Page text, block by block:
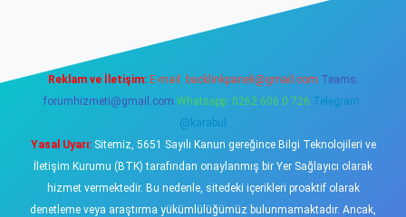
Reklam ve İletişim: E-mail: backlinkpaneli@gmail.com Teams:
forumhizmeti@gmail.com Whatsapp: 0262 606 0 726 Telegram:
@karabul
Yasal Uyarı:Sitemiz, 5651 Sayılı Kanun gereğince Bilgi Teknolojileri ve
İletişim Kurumu (BTK) tarafından onaylanmış bir Yer Sağlayıcı olarak
hizmet vermektedir. Bu nedenle, sitedeki içerikleri proaktif olarak
denetleme veya araştırma yükümlülüğümüz bulunmamaktadır. Ancak,